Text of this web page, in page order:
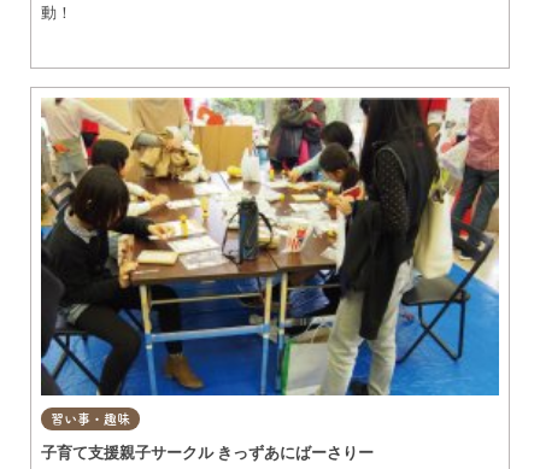
動！
習い事・趣味
子育て支援親子サークル きっずあにばーさりー